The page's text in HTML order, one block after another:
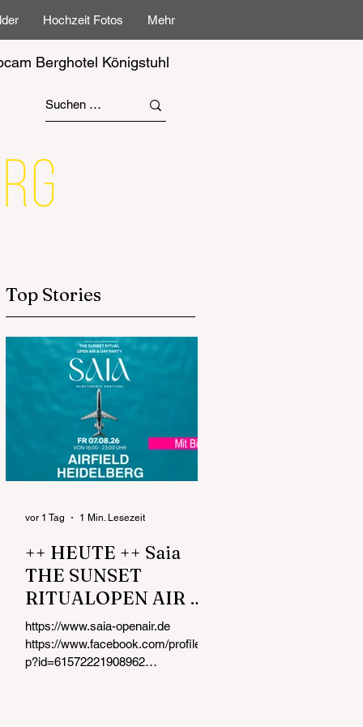
Hochzeit Fotos Mehr
Berghotel Königstuhl
Top Stories
++ HEUTE ++ Saia
THE SUNSET
RITUALOPEN AIR &
DAY PARTY FR
07.08.26 von 16:00 -
23:00 UHR Airfield
https://www.saia-openair.de
https://www.facebook.com/profile.ph
p?id=61572221908962
vor 1 Tag 1 Min. Lesezeit